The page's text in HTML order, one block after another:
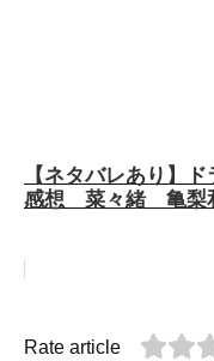
【ネタバレあり】
感想 菜々緒 亀梨
Rate article